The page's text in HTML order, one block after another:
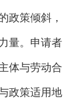
政策倾斜，
量。申请者
体与劳动合
政策适用地